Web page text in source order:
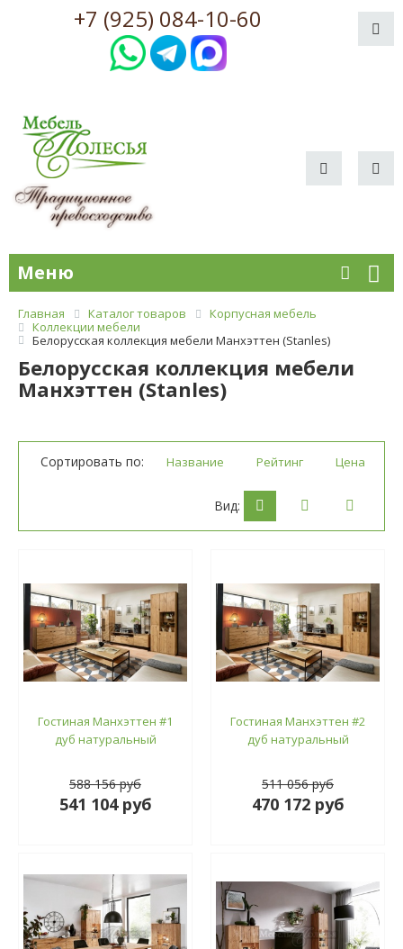
+7 (925) 084-10-60
Меню
Главная Каталог товаров
Корпусная мебель
Коллекции мебели
Белорусская коллекция мебели Манхэттен (Stanles)
Белорусская коллекция мебели
Манхэттен (Stanles)
Сортировать по: Название Рейтинг Цена
Вид:
Гостиная Манхэттен #1
дуб натуральный
588 156 руб
541 104 руб
Гостиная Манхэттен #2
дуб натуральный
511 056 руб
470 172 руб